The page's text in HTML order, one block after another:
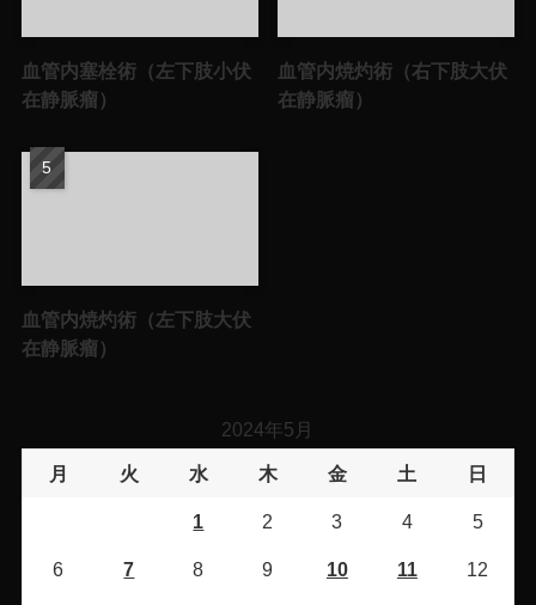
血管内塞栓術（左下肢小伏
在静脈瘤）
血管内焼灼術（右下肢大伏
在静脈瘤）
血管内焼灼術（左下肢大伏
在静脈瘤）
2024年5月
月 火 水 木 金 土 日
1 2 3 4 5
6 7 8 9 10 11 12